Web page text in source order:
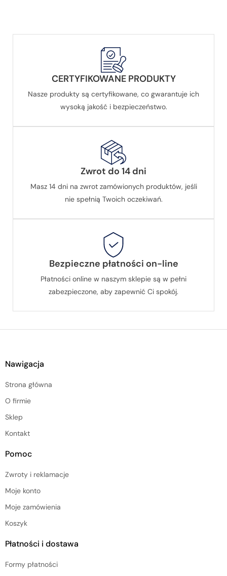
CERTYFIKOWANE PRODUKTY
Nasze produkty są certyfikowane, co gwarantuje ich
wysoką jakość i bezpieczeństwo.
Zwrot do 14 dni
Masz 14 dni na zwrot zamówionych produktów, jeśli
nie spełnią Twoich oczekiwań.
Bezpieczne płatności on-line
Płatności online w naszym sklepie są w pełni
zabezpieczone, aby zapewnić Ci spokój.
Nawigacja
Strona główna
O firmie
Sklep
Kontakt
Pomoc
Zwroty i reklamacje
Moje konto
Moje zamówienia
Koszyk
Płatności i dostawa
Formy płatności